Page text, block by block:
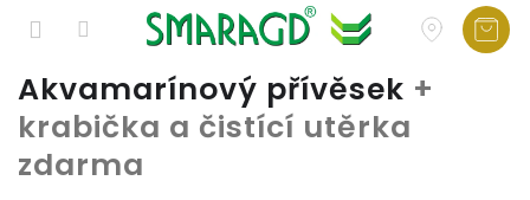
Přejít
na
obsah
Akvamarínový přívěsek +
krabička a čistící utěrka
zdarma